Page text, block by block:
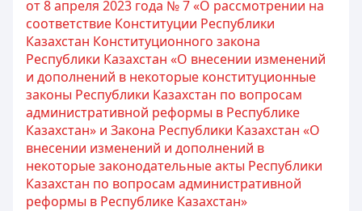
от 8 апреля 2023 года № 7 «О рассмотрении на
соответствие Конституции Республики
Казахстан Конституционного закона
Республики Казахстан «О внесении изменений
и дополнений в некоторые конституционные
законы Республики Казахстан по вопросам
административной реформы в Республике
Казахстан» и Закона Республики Казахстан «О
внесении изменений и дополнений в
некоторые законодательные акты Республики
Казахстан по вопросам административной
реформы в Республике Казахстан»